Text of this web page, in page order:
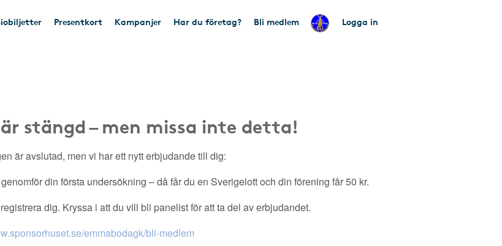
Presentkort Kampanjer Har du företag? Bli medlem Logga in
stängd – men missa inte detta!
är avslutad, men vi har ett nytt erbjudande till dig:
din första undersökning – då får du en Sverigelott och din förening får 50 kr.
dig. Kryssa i att du vill bli panelist för att ta del av erbjudandet.
emmabodagk/bli-medlem